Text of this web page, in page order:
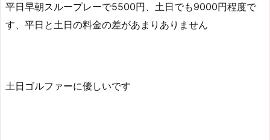
平日早朝スループレーで5500円、土日でも9000円程度で
す、平日と土日の料金の差があまりありません
土日ゴルファーに優しいです